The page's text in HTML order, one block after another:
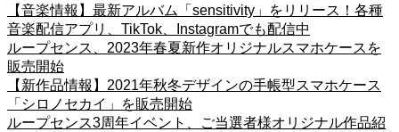
【音楽情報】最新アルバム「sensitivity」をリリース！各種
音楽配信アプリ、TikTok、Instagramでも配信中
ループセンス、2023年春夏新作オリジナルスマホケースを
販売開始
【新作品情報】2021年秋冬デザインの手帳型スマホケース
「シロノセカイ」を販売開始
ループセンス3周年イベント、ご当選者様オリジナル作品紹